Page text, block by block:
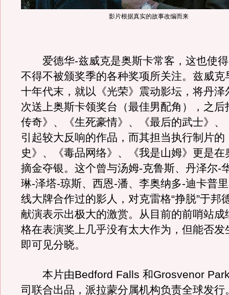
影片根据真实的故事改编而来
爱德华-兹威克是奥斯卡常客，这也使得
不得不被颁奖季的各种奖项所关注。兹威克
十年代末，就以《光荣》震动影坛，将丹泽
次送上奥斯卡领奖台（最佳男配角），之后
传奇》、《生死豪情》、《最后的武士》、
引起较大反响的作品，而其担当执行制片的
史》、《毒品网络》、《我是山姆》更是在
摘金夺银。这个曾与汤姆-克鲁斯、丹泽尔-
琳-泽塔-琼斯、西恩-潘、李奥纳多-迪卡普
线大牌合作过的影人，对克雷格“挣脱”于邦
献演表示出极大的激赏。从目前的前哨站成
格在表演奖上几乎没有太大作为，但能否发
即可见分晓。
本片由Bedford Falls 和Grosvenor
司联合出品，派拉蒙分属机构负责全球发行